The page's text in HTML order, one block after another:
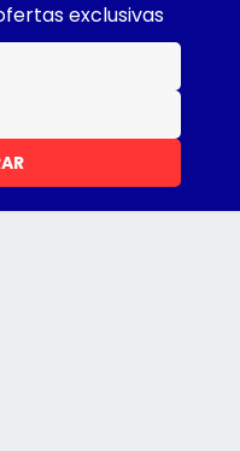
exclusivas